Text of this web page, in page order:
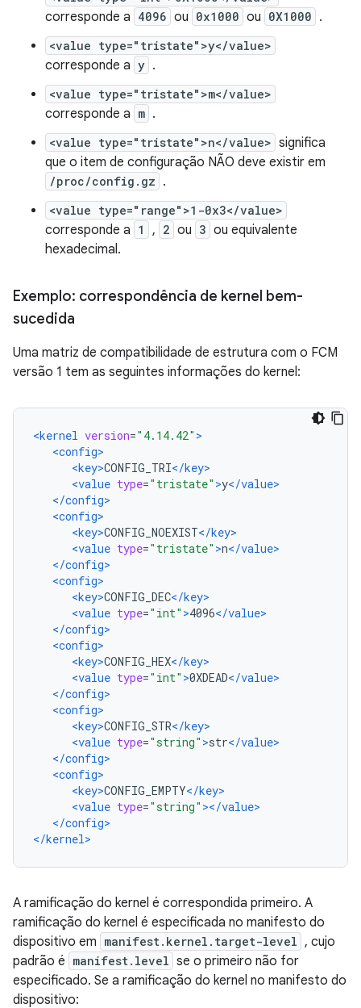
corresponde a 4096 ou 0x1000 ou 0X1000 .
<value type="tristate">y</value>
corresponde a y .
<value type="tristate">m</value>
corresponde a m .
<value type="tristate">n</value> significa
que o item de configuração NÃO deve existir em
/proc/config.gz .
<value type="range">1-0x3</value>
corresponde a 1 , 2 ou 3 ou equivalente
hexadecimal.
Exemplo: correspondência de kernel bem-
sucedida
Uma matriz de compatibilidade de estrutura com o FCM
versão 1 tem as seguintes informações do kernel:
<kernel version="4.14.42" >
<config>
<key>CONFIG_TRI</key>
<value type="tristate" >y</value>
</config>
<config>
<key>CONFIG_NOEXIST</key>
<value type="tristate" >n</value>
</config>
<config>
<key>CONFIG_DEC</key>
<value type="int" >4096</value>
</config>
<config>
<key>CONFIG_HEX</key>
<value type="int" >0XDEAD</value>
</config>
<config>
<key>CONFIG_STR</key>
<value type="string" >str</value>
</config>
<config>
<key>CONFIG_EMPTY</key>
<value type="string" ></value>
</config>
</kernel>
A ramificação do kernel é correspondida primeiro. A
ramificação do kernel é especificada no manifesto do
dispositivo em manifest.kernel.target-level , cujo
padrão é manifest.level se o primeiro não for
especificado. Se a ramificação do kernel no manifesto do
dispositivo: